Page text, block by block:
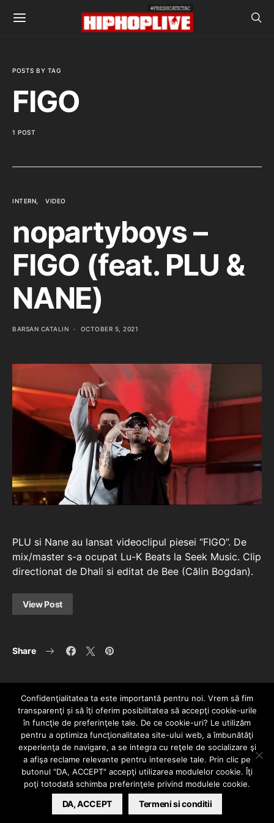
POSTS BY TAG
FIGO
1 POST
INTERN VIDEO
nopartyboys –
FIGO (feat. PLU &
NANE)
BARSAN CATALIN OCTOBER 5, 2021
PLU si Nane au lansat videoclipul piesei “FIGO”. De
mix/master s-a ocupat Lu-K Beats la Seek Music. Clip
directionat de Dhali si editat de Bee (Călin Bogdan).
View Post
Share
HOME CONTACT POLITICĂ DE CONFIDENȚIALITATE
Since 2005 | Copyright by HIPHOPLIVE
ENTERTAINMENT SRL
Confidenţialitatea ta este importantă pentru noi. Vrem să fim
transparenţi și să îţi oferim posibilitatea să accepţi cookie-urile
în funcţie de preferinţele tale. De ce cookie-uri? Le utilizăm
pentru a optimiza funcţionalitatea site-ului web, a îmbunătăţi
experienţa de navigare, a se integra cu reţele de socializare şi
a afişa reclame relevante pentru interesele tale. Prin clic pe
butonul "DA, ACCEPT" accepţi utilizarea modulelor cookie. Îţi
poţi totodată schimba preferinţele privind modulele cookie.
DA, ACCEPT Termeni si conditii